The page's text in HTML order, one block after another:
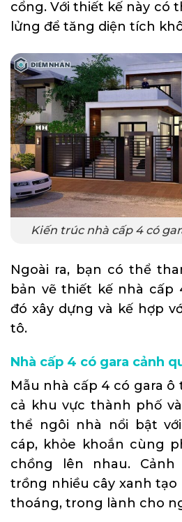
cổng. Với thiết kế này có
lửng để tăng diện tích
Kiến trúc nhà cấp 4 có
Ngoài ra, bạn có thể
bản vẽ thiết kế nhà cấp
đó xây dựng và kế hợp
tô.
Nhà cấp 4 có gara cảnh
Mẫu nhà cấp 4 có gara ô
cả khu vực thành phố
thể ngôi nhà nổi bật
cáp, khỏe khoắn cùng
chồng lên nhau.
trồng nhiều cây xanh
thoáng, trong lành cho